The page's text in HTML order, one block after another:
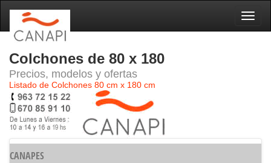
Colchones de 80 x 180
Precios, modelos y ofertas
Listado de Colchones 80 cm x 180 cm
CANAPES